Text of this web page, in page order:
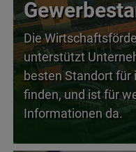
Die
unterstützt
besten Standort für
finden, und ist für
Informationen da.